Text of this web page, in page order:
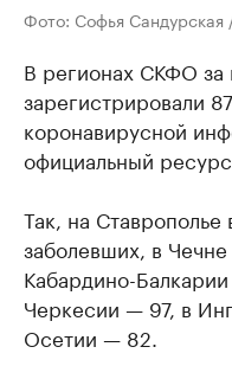
Фото: Софья Сандурская
В регионах СКФО
зарегистрировали
коронавирусной
официальный
Так, на
заболевших, в
Кабардино-
Черкесии — 97, в
Осетии — 82.